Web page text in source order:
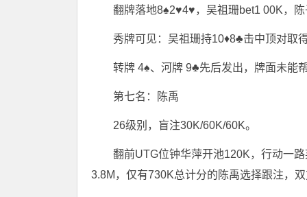
翻牌落地8♠2♥4♥，吴祖珊bet1 00K，
秀牌可见：吴祖珊持10♦8♣击中顶对取
转牌 4♠、河牌 9♣先后发出，牌面未能
第七名：陈禹
26级别，盲注30K/60K/60K。
翻前UTG位钟华萍开池120K，行动一
3.8M，仅有730K总计分的陈禹选择跟注，